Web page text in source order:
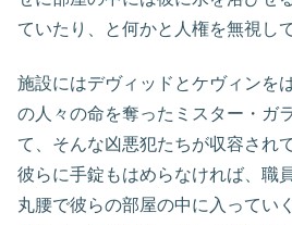
ていたり、と何かと人権を無視し
施設にはデヴィッドとケヴィンを
の人々の命を奪ったミスター・ガ
て、そんな凶悪犯たちが収容され
彼らに手錠もはめらなければ、職
丸腰で彼らの部屋の中に入ってい